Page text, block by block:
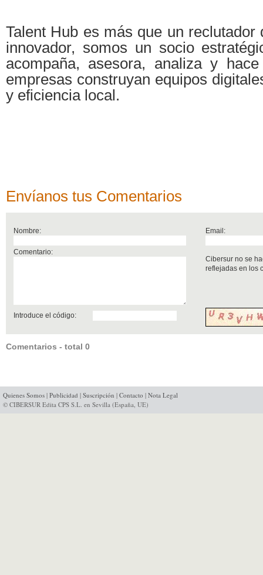
Talent Hub es más que un reclutador
innovador, somos un socio
acompaña, asesora, analiza y
empresas construyan equipos
y eficiencia local.
Envíanos tus Comentarios
Nombre: Email:
Comentario:
Cibersur no se
reflejadas en los
Introduce el código:
Comentarios - total 0
Quienes Somos | Publicidad | Suscripción | Contacto | Nota Legal
© CIBERSUR Edita CPS S.L. en Sevilla (España, UE)